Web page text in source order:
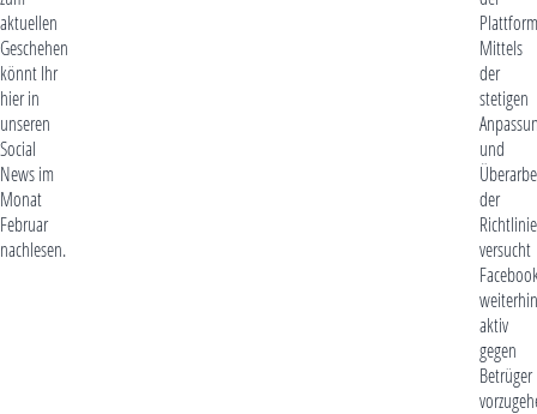
aktuellen
Geschehen
könnt Ihr
hier in
unseren
Social
News im
Monat
Februar
nachlesen.
Mittels
der
stetigen
und
der
versucht
weiterhin
aktiv
gegen
Betrüger